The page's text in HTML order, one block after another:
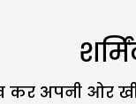
अपनी ओर